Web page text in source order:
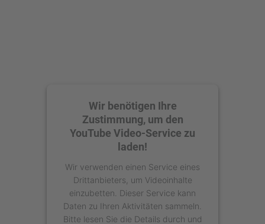
Wir benötigen Ihre
Zustimmung, um den
YouTube Video-Service zu
laden!
Wir verwenden einen Service eines
Drittanbieters, um Videoinhalte
einzubetten. Dieser Service kann
Daten zu Ihren Aktivitäten sammeln.
Bitte lesen Sie die Details durch und